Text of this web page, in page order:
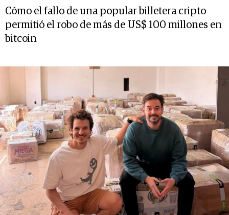
Cómo el fallo de una popular billetera cripto
permitió el robo de más de US$ 100 millones en
bitcoin